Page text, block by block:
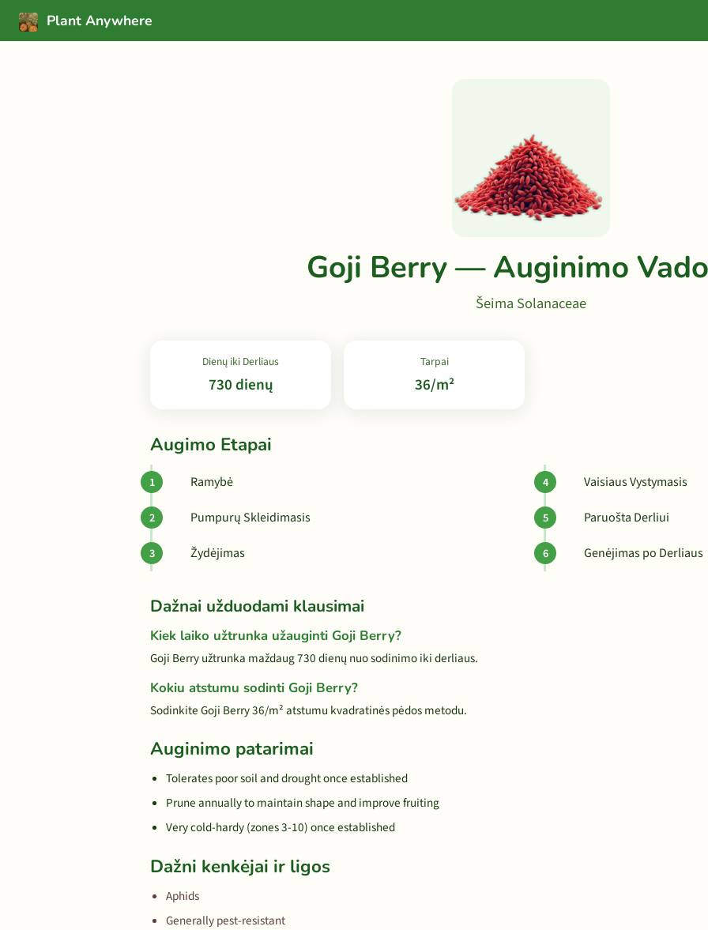
Plant Anywhere
Goji Berry — Auginimo
Šeima Solanaceae
Dienų iki Derliaus
730 dienų
Tarpai
36/m²
Augimo Etapai
Ramybė
Pumpurų Skleidimasis
Žydėjimas
Vaisiaus Vystymasis
Paruošta Derliui
Genėjimas po Derliaus
Dažnai užduodami klausimai
Kiek laiko užtrunka užauginti Goji Berry?
Goji Berry užtrunka maždaug 730 dienų nuo sodinimo iki derliaus.
Kokiu atstumu sodinti Goji Berry?
Sodinkite Goji Berry 36/m² atstumu kvadratinės pėdos metodu.
Auginimo patarimai
Tolerates poor soil and drought once established
Prune annually to maintain shape and improve fruiting
Very cold-hardy (zones 3-10) once established
Dažni kenkėjai ir ligos
Aphids
Generally pest-resistant